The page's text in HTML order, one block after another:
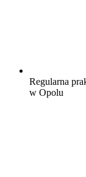
Regularna
w Opolu